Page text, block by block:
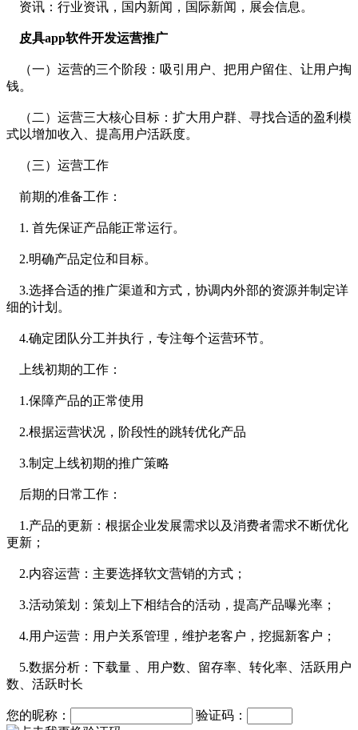
资讯：行业资讯，国内新闻，国际新闻，展会信息。
皮具app软件开发运营推广
（一）运营的三个阶段：吸引用户、把用户留住、让用户掏
钱。
（二）运营三大核心目标：扩大用户群、寻找合适的盈利模
式以增加收入、提高用户活跃度。
（三）运营工作
前期的准备工作：
1. 首先保证产品能正常运行。
2.明确产品定位和目标。
3.选择合适的推广渠道和方式，协调内外部的资源并制定详
细的计划。
4.确定团队分工并执行，专注每个运营环节。
上线初期的工作：
1.保障产品的正常使用
2.根据运营状况，阶段性的跳转优化产品
3.制定上线初期的推广策略
后期的日常工作：
1.产品的更新：根据企业发展需求以及消费者需求不断优化
更新；
2.内容运营：主要选择软文营销的方式；
3.活动策划：策划上下相结合的活动，提高产品曝光率；
4.用户运营：用户关系管理，维护老客户，挖掘新客户；
5.数据分析：下载量 、用户数、留存率、转化率、活跃用户
数、活跃时长
您的昵称： 验证码：